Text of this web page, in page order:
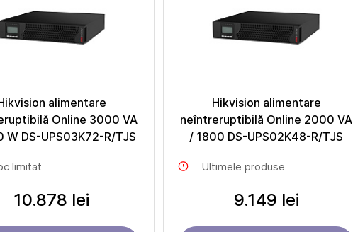
alimentare
Online 3000 VA
W DS-UPS03K72-R/TJS
limitat
10.878 lei
Hikvision alimentare
neîntreruptibilă Online 2000 VA
/ 1800 DS-UPS02K48-R/TJS
Ultimele produse
9.149 lei